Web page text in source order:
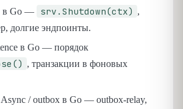
в Go — srv.Shutdown(ctx) ,
долгие эндпоинты.
в Go — порядок
, транзакции в фоновых
Async / outbox в Go — outbox-relay,